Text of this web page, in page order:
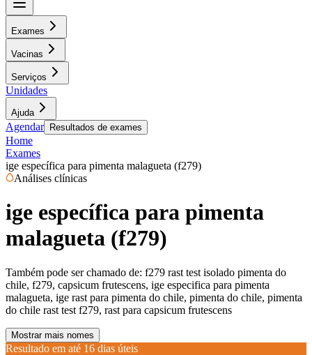
Exames
Vacinas
Serviços
Unidades
Ajuda
Agendar Resultados de exames
Home
Exames
ige específica para pimenta malagueta (f279)
Análises clínicas
ige específica para pimenta
malagueta (f279)
Também pode ser chamado de: f279 rast test isolado pimenta do
chile, f279, capsicum frutescens, ige especifica para pimenta
malagueta, ige rast para pimenta do chile, pimenta do chile, pimenta
do chile rast test f279, rast para capsicum frutescens
Mostrar mais nomes
Resultado em até 16 dias úteis